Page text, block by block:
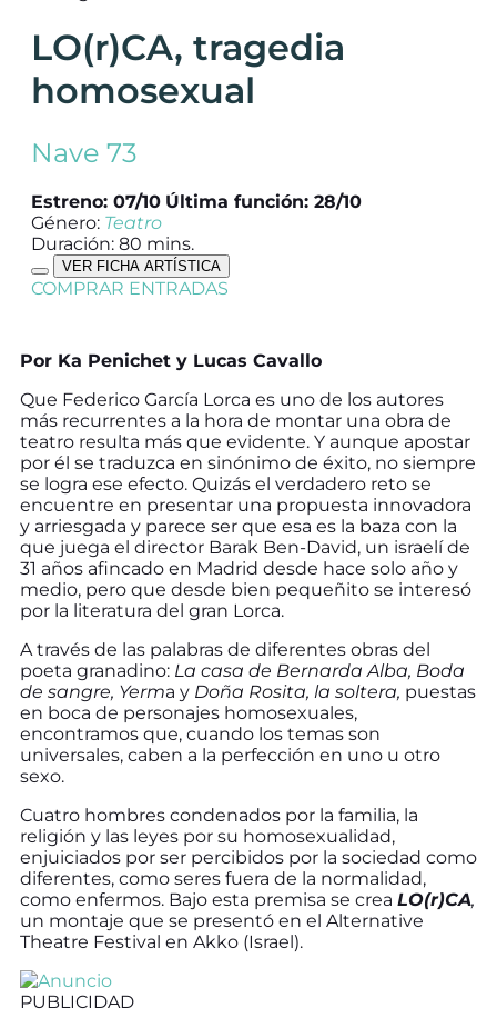
LO(r)CA, tragedia
homosexual
Nave 73
Estreno: 07/10 Última función: 28/10
Género: Teatro
Duración: 80 mins.
VER FICHA ARTÍSTICA
COMPRAR ENTRADAS
Por Ka Penichet y Lucas Cavallo
Que Federico García Lorca es uno de los autores
más recurrentes a la hora de montar una obra de
teatro resulta más que evidente. Y aunque apostar
por él se traduzca en sinónimo de éxito, no siempre
se logra ese efecto. Quizás el verdadero reto se
encuentre en presentar una propuesta innovadora
y arriesgada y parece ser que esa es la baza con la
que juega el director Barak Ben-David, un israelí de
31 años afincado en Madrid desde hace solo año y
medio, pero que desde bien pequeñito se interesó
por la literatura del gran Lorca.
A través de las palabras de diferentes obras del
poeta granadino: La casa de Bernarda Alba, Boda
de sangre, Yerma y Doña Rosita, la soltera, puestas
en boca de personajes homosexuales,
encontramos que, cuando los temas son
universales, caben a la perfección en uno u otro
sexo.
Cuatro hombres condenados por la familia, la
religión y las leyes por su homosexualidad,
enjuiciados por ser percibidos por la sociedad como
diferentes, como seres fuera de la normalidad,
como enfermos. Bajo esta premisa se crea LO(r)CA,
un montaje que se presentó en el Alternative
Theatre Festival en Akko (Israel).
PUBLICIDAD